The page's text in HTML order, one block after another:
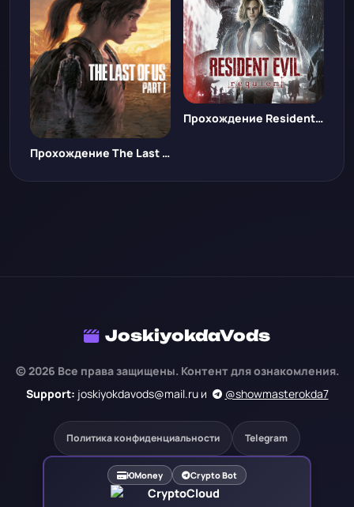
Прохождение The Last of Us™ Part I
Прохождение Resident Evil Requiem
JoskiyokdaVods
© 2026 Все права защищены. Контент для ознакомления.
Support: joskiyokdavods@mail.ru и @showmasterokda7
Политика конфиденциальности Telegram
ЮMoney Crypto Bot